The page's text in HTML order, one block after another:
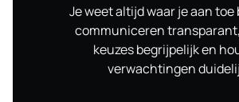
Je weet altijd waar je aan toe
communiceren
keuzes begrijpelijk en
verwachtingen